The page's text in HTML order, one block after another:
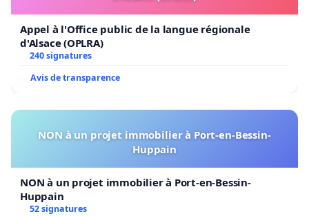
Appel à l'Office public de la langue régionale
d'Alsace (OPLRA)
240 signatures
Avis de transparence
NON à un projet immobilier à Port-en-Bessin-
Huppain
NON à un projet immobilier à Port-en-Bessin-
Huppain
52 signatures